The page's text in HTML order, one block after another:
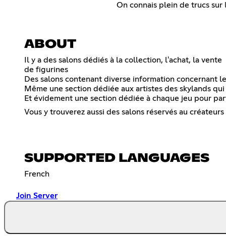
On connais plein de trucs sur
ABOUT
Il y a des salons dédiés à la collection, l'achat, la vente
de figurines
Des salons contenant diverse information concernant
Même une section dédiée aux artistes des skylands
Et évidement une section dédiée à chaque jeu pour
Vous y trouverez aussi des salons réservés au
SUPPORTED LANGUAGES
French
Join Server